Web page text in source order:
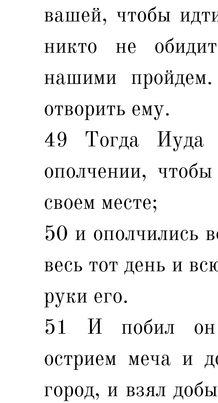
вашей, чтобы
никто не
нашими
отворить ему.
49 Тогда Иуда
ополчении,
своем месте;
50 и ополчились
весь тот день и
руки его.
51 И побил он
острием меча и
город, и взял